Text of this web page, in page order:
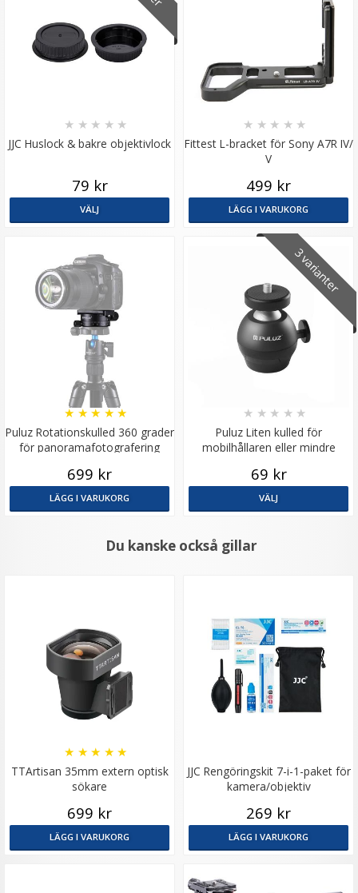
JJC Huslock & bakre objektivlock
★ ★ ★ ★ ★
79 kr
VÄLJ
Fittest L-bracket för Sony A7R IV/
V
★ ★ ★ ★ ★
499 kr
LÄGG I VARUKORG
Puluz Rotationskulled 360 grader
för panoramafotografering
★★ ★ ★★
699 kr
LÄGG I VARUKORG
3 varianter
Puluz Liten kulled för
mobilhållaren eller mindre
★ ★ ★ ★ ★
69 kr
VÄLJ
Du kanske också gillar
TTArtisan 35mm extern optisk
sökare
★ ★ ★ ★ ★
699 kr
LÄGG I VARUKORG
JJC Rengöringskit 7-i-1-paket för
kamera/objektiv
269 kr
LÄGG I VARUKORG